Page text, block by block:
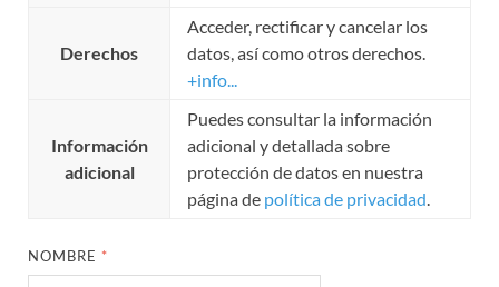
Derechos
Acceder, rectificar y cancelar los
datos, así como otros derechos.
+info...
Información
adicional
Puedes consultar la información
adicional y detallada sobre
protección de datos en nuestra
página de política de privacidad.
NOMBRE *